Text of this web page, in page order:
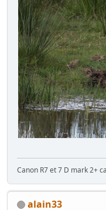
Canon R7 et 7 D mark 2+
alain33